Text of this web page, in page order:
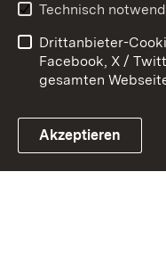
Link zum Landesportal
Impressum
Technisch
Drittanbieter-
Facebook, X /
gesamten
Akzeptieren